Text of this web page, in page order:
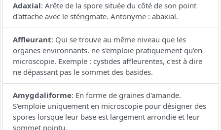
Adaxial: Arête de la spore située du côté de son point
d'attache avec le stérigmate. Antonyme : abaxial.
Affleurant: Qui se trouve au même niveau que les
organes environnants. ne s'emploie pratiquement qu'en
microscopie. Exemple : cystides affleurentes, c'est à dire
ne dépassant pas le sommet des basides.
Amygdaliforme: En forme de graines d'amande.
S'emploie uniquement en microscopie pour désigner des
spores lorsque leur base est largement arrondie et leur
sommet pointu.